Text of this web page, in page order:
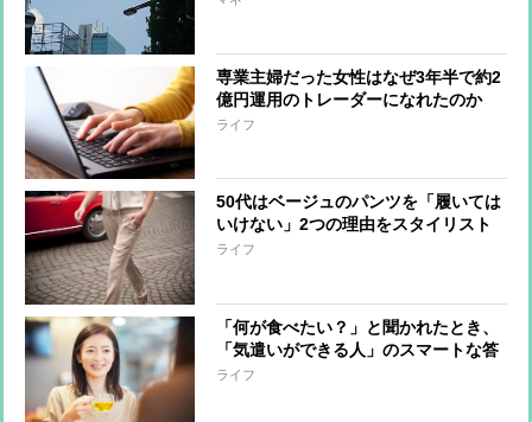
専業主婦だった女性はなぜ3年半で約2
億円運用のトレーダーになれたのか
ライフ
50代はベージュのパンツを「履いては
いけない」2つの理由をスタイリスト
が解説
ライフ
「何が食べたい？」と聞かれたとき、
「気遣いができる人」のスマートな答
え方
ライフ